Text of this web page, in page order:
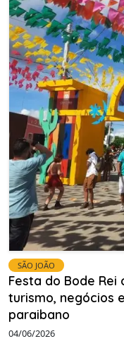
SÃO JOÃO
Festa do Bode
turismo, negócios
paraibano
04/06/2026